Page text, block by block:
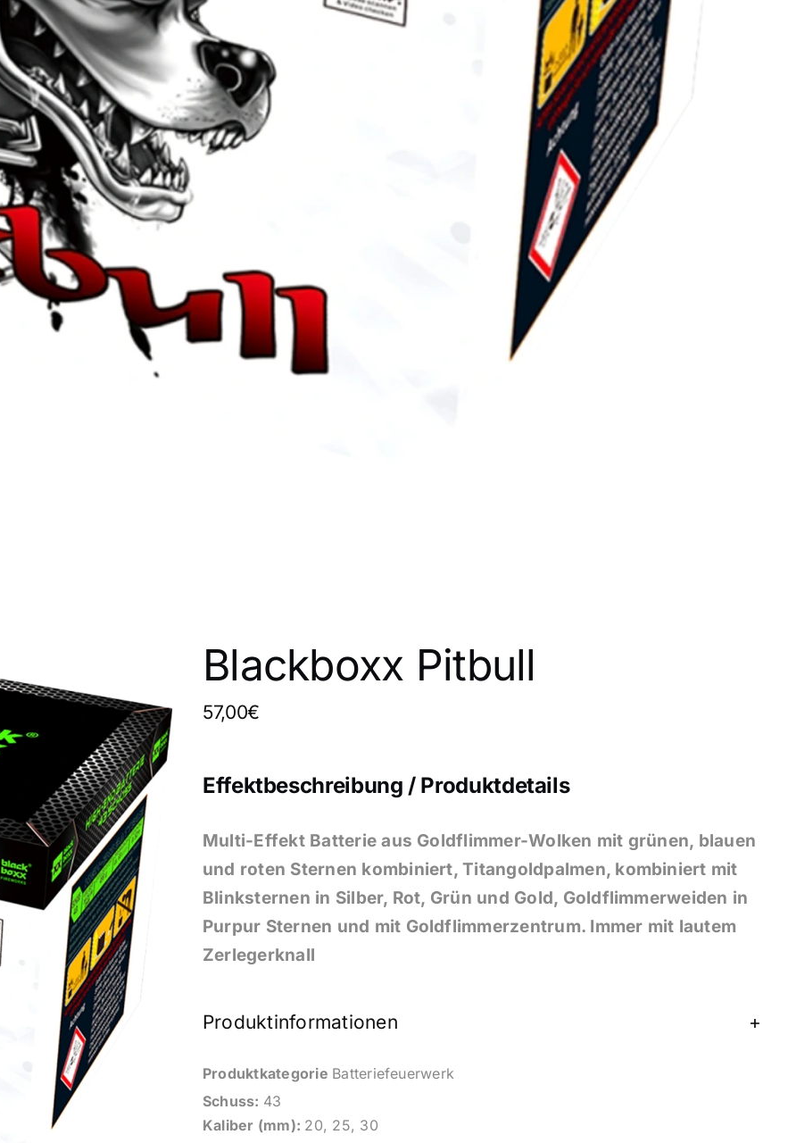
Blackboxx Pitbull
57,00€
Effektbeschreibung / Produktdetails
Multi-Effekt Batterie aus Goldflimmer-Wolken mit grünen, blauen
und roten Sternen kombiniert, Titangoldpalmen, kombiniert mit
Blinksternen in Silber, Rot, Grün und Gold, Goldflimmerweiden in
Purpur Sternen und mit Goldflimmerzentrum. Immer mit lautem
Zerlegerknall
Produktinformationen
Produktkategorie Batteriefeuerwerk
Schuss: 43
Kaliber (mm): 20, 25, 30